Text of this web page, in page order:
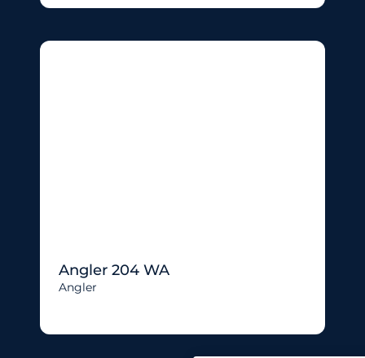
Angler 204 WA
Angler